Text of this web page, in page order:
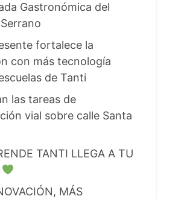
Gastronómica del
fortalece la
con más tecnología
de Tanti
las tareas de
vial sobre calle Santa
TANTI LLEGA A TU
MÁS